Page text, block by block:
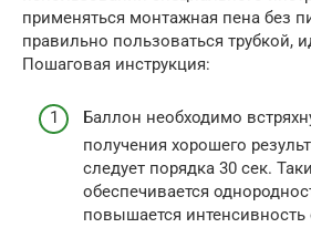
применяться монтажная пена без
правильно пользоваться трубкой,
Пошаговая инструкция:
Баллон необходимо
получения хорошего
следует порядка 30 сек.
обеспечивается
повышается интенсивность